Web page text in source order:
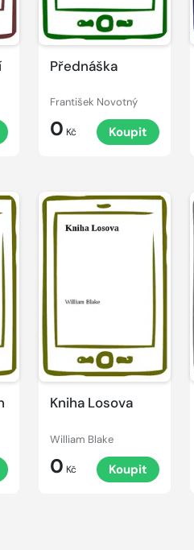
Přednáška
František Novotný
0 Kč Koupit
Kniha Losova
William Blake
0 Kč Koupit